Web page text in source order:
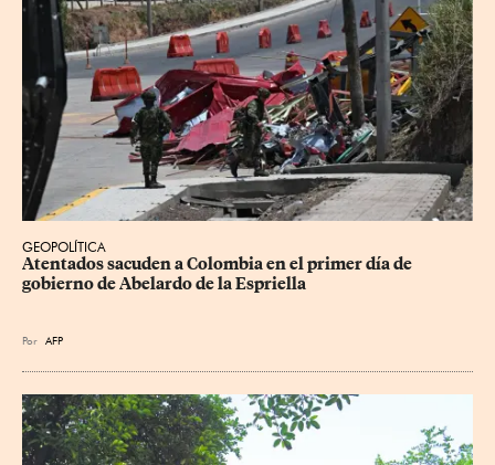
GEOPOLÍTICA
Atentados sacuden a Colombia en el primer día de
gobierno de Abelardo de la Espriella
Por AFP